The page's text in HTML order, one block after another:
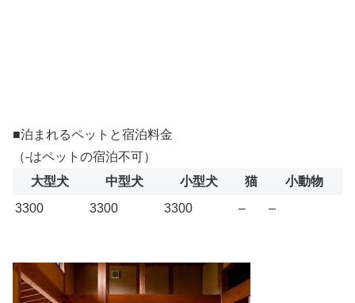
■泊まれるペットと宿泊料金
（-はペットの宿泊不可）
大型犬
中型犬 小型犬 猫
小動物
3300
3300 3300 – –